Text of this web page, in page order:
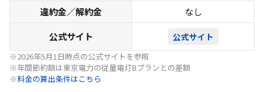
違約金／解約金
なし
公式サイト
公式サイト
※2026年5月1日時点の公式サイトを参照
※年間節約額は東京電力の従量電灯Bプランとの差額
※料金の算出条件はこちら